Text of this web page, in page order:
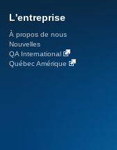
L'entreprise
À propos de nous
Nouvelles
QA International
Québec Amérique